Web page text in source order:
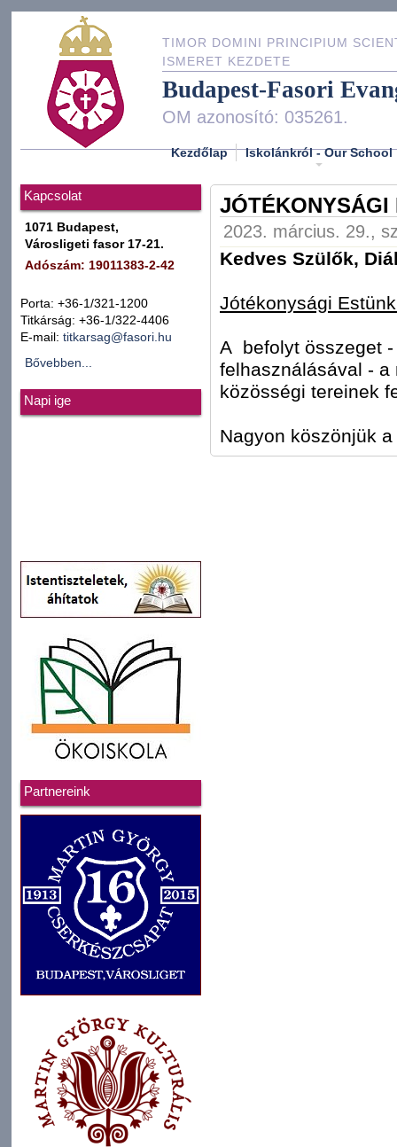
TIMOR DOMINI PRINCIPIUM
ISMERET KEZDETE
Budapest-Fasori
OM azonosító: 035261.
Kezdőlap Iskolánkról - Our School
Kapcsolat
1071 Budapest,
Városligeti fasor 17-21.
Adószám: 19011383-2-42
Porta: +36-1/321-1200
Titkárság: +36-1/322-4406
E-mail: titkarsag@fasori.hu
Bővebben...
Napi ige
Partnereink
JÓTÉKONYSÁGI
2023. március. 29.,
Kedves Szülők,
Jótékonysági
A befolyt összeget
felhasználásával -
közösségi tereinek
Nagyon köszönjük